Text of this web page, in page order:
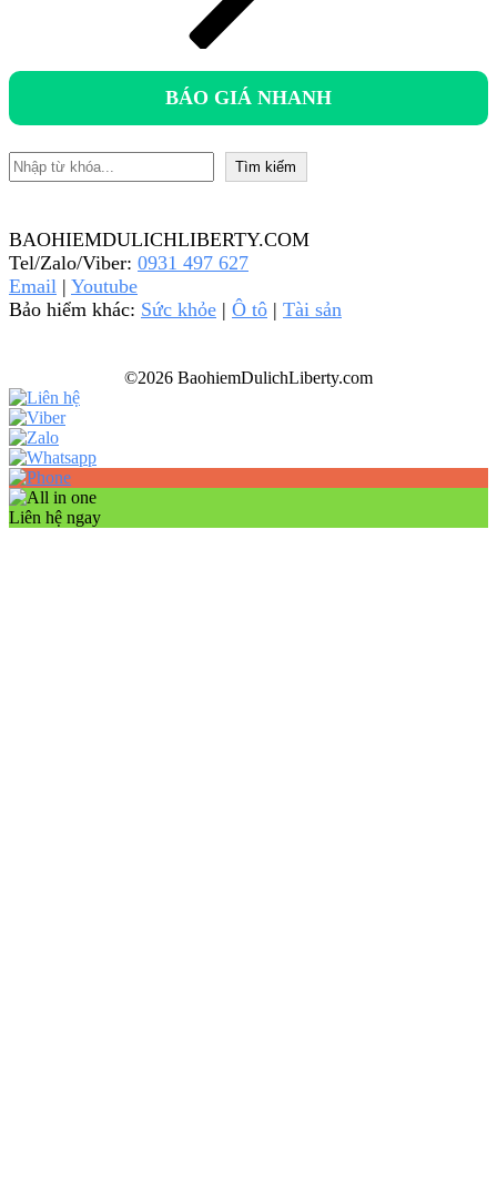
BÁO GIÁ NHANH
Tìm kiếm Tìm kiếm
BAOHIEMDULICHLIBERTY.COM
Tel/Zalo/Viber: 0931 497 627
Email | Youtube
Bảo hiểm khác: Sức khỏe | Ô tô | Tài sản
©2026 BaohiemDulichLiberty.com
Liên hệ ngay